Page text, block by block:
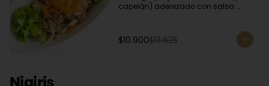
capelán) aderezado con salsa
$10.900$13.625